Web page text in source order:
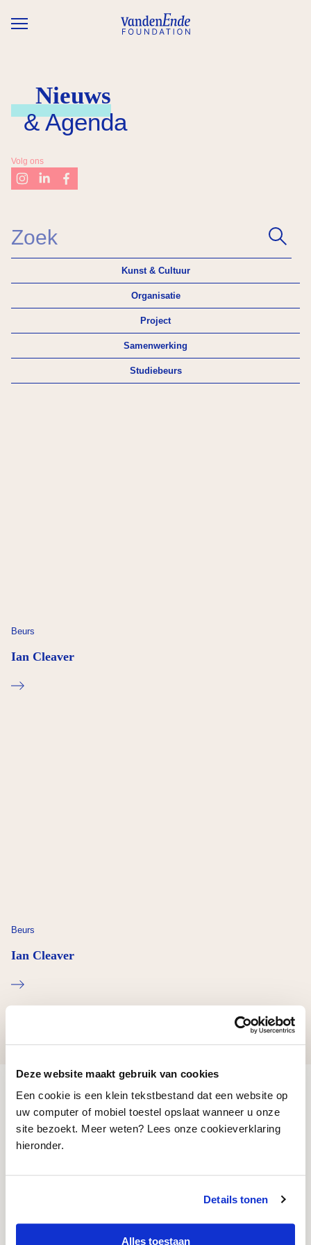
Deze website maakt gebruik van cookies
Een cookie is een klein tekstbestand dat een website op
uw computer of mobiel toestel opslaat wanneer u onze
site bezoekt. Meer weten? Lees onze cookieverklaring
hieronder.
Details tonen
Alles toestaan
Overslaan en naar de inhoud gaan
Nieuws
& Agenda
Volg ons
Kunst & Cultuur
Organisatie
Project
Samenwerking
Studiebeurs
Beurs
Ian Cleaver
Beurs
Ian Cleaver
Nieuwsbrief
Blijf op de hoogte
ontvang maandelijks het laatste kunstnieuws,
culturele tips en beschouwingen over toneel, film,